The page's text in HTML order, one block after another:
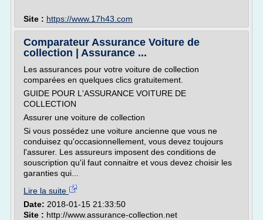
Site : https://www.17h43.com
Comparateur Assurance Voiture de
collection | Assurance ...
Les assurances pour votre voiture de collection
comparées en quelques clics gratuitement.
GUIDE POUR L'ASSURANCE VOITURE DE
COLLECTION
Assurer une voiture de collection
Si vous possédez une voiture ancienne que vous ne
conduisez qu'occasionnellement, vous devez toujours
l'assurer. Les assureurs imposent des conditions de
souscription qu'il faut connaitre et vous devez choisir les
garanties qui...
Lire la suite
Date: 2018-01-15 21:33:50
Site : http://www.assurance-collection.net